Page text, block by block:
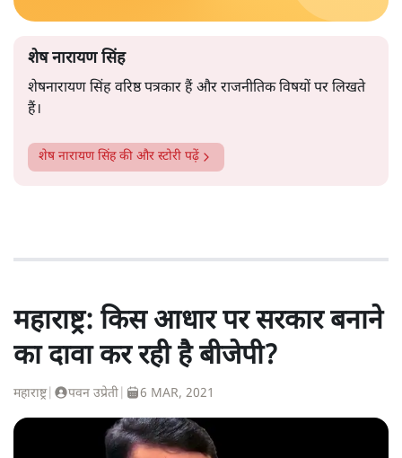
शेष नारायण सिंह
शेषनारायण सिंह वरिष्ठ पत्रकार हैं और राजनीतिक विषयों पर लिखते
हैं।
शेष नारायण सिंहकी और स्टोरी पढ़ें
महाराष्ट्र: किस आधार पर सरकार बनाने
का दावा कर रही है बीजेपी?
महाराष्ट्र| पवन उप्रेती 6 MAR, 2021